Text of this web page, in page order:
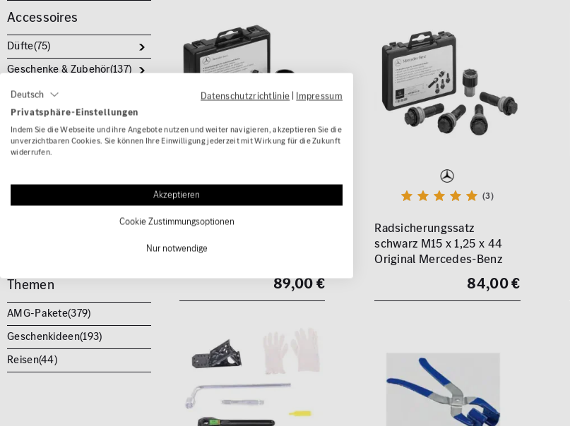
Accessoires
Düfte(75)
Geschenke & Zubehör(137)
Kinder(54)
Koffer & Lederwaren(149)
Modellautos(191)
Schlüsselanhänger(75)
Schmuck & Uhren(23)
Themen
AMG-Pakete(379)
Geschenkideen(193)
Reisen(44)
Radsicherungssatz silber
M14 x 1,5 x 45 Original
Mercedes-Benz
89,00 €
(3)
Radsicherungssatz
schwarz M15 x 1,25 x 44
Original Mercedes-Benz
84,00 €
Deutsch Datenschutzrichtlinie | Impressum
Privatsphäre-Einstellungen
Indem Sie die Webseite und ihre Angebote nutzen und weiter navigieren, akzeptieren Sie die
unverzichtbaren Cookies. Sie können Ihre Einwilligung jederzeit mit Wirkung für die Zukunft
widerrufen.
Akzeptieren
Cookie Zustimmungsoptionen
Nur notwendige